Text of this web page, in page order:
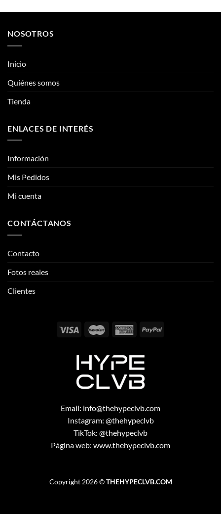
múltiples
en
producto
NOSOTROS
Inicio
Quiénes somos
Tienda
ENLACES DE INTERÉS
Información
Mis Pedidos
Mi cuenta
CONTÁCTANOS
Contacto
Fotos reales
Clientes
Email: info@thehypeclvb.com
Instagram: @thehypeclvb
TikTok: @thehypeclvb
Página web: www.thehypeclvb.com
Copyright 2026 ©THEHYPECLVB.COM